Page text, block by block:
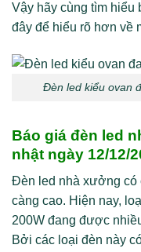
Vậy hãy cùng tìm
đây để hiểu rõ hơn về
Đèn led kiểu ovan
Báo giá đèn led
nhật ngày 12/12/
Đèn led nhà xưởng có
càng cao. Hiện nay,
200W đang được
Bởi các loại đèn này